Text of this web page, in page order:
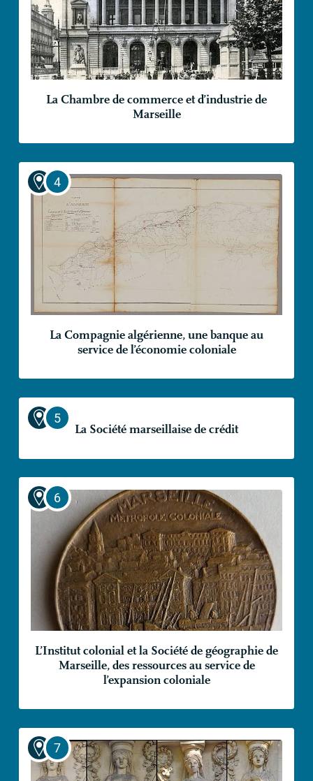
La Chambre de commerce et d’industrie de
Marseille
La Compagnie algérienne, une banque au
service de l’économie coloniale
La Société marseillaise de crédit
L’Institut colonial et la Société de géographie de
Marseille, des ressources au service de
l’expansion coloniale